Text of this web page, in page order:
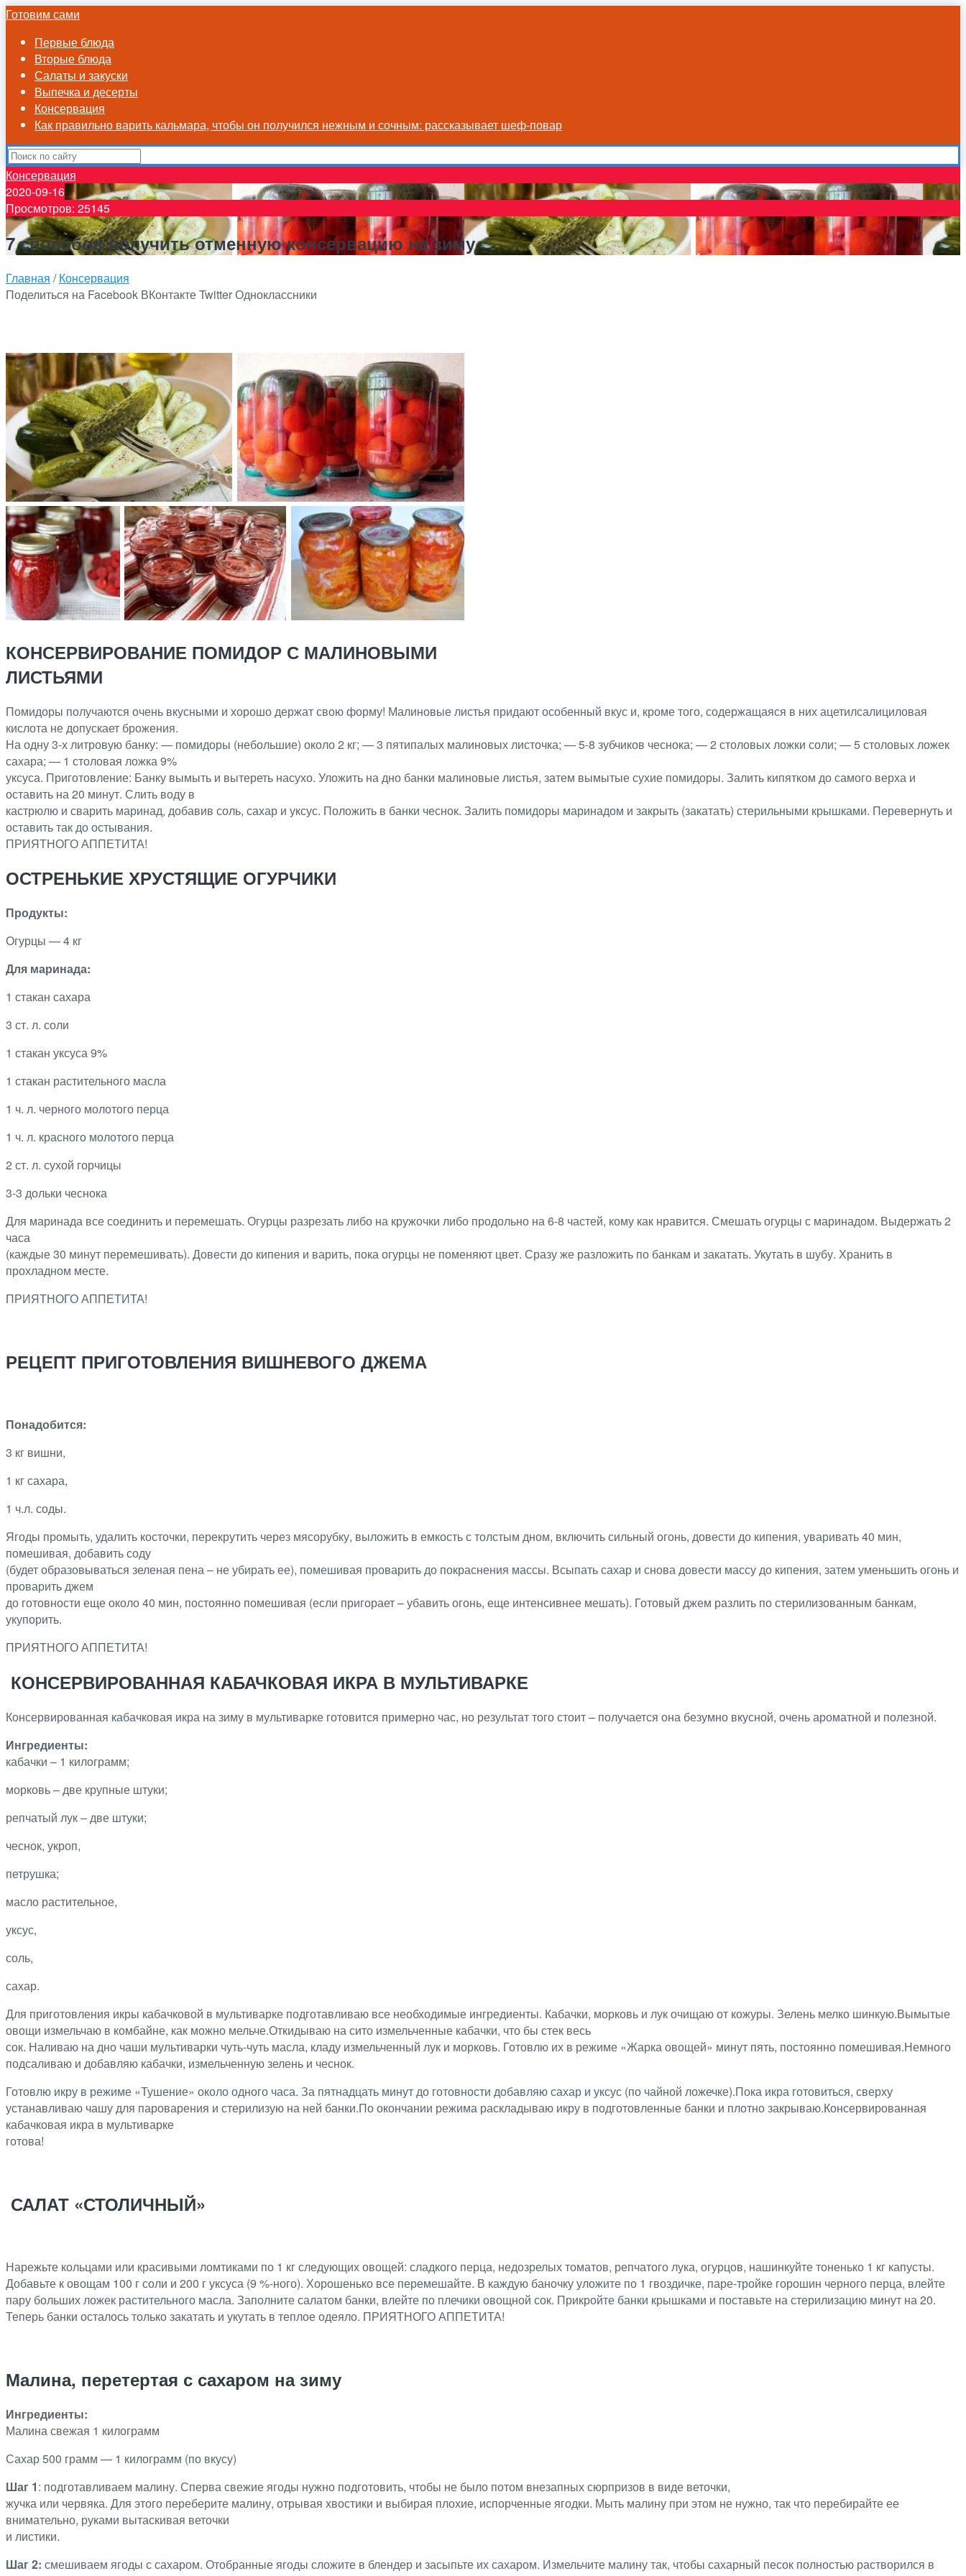
Готовим сами
Первые блюда
Вторые блюда
Салаты и закуски
Выпечка и десерты
Консервация
Как правильно варить кальмара, чтобы он получился нежным и сочным: рассказывает шеф-повар
Консервация
2020-09-16
Просмотров: 25145
7 способов получить отменную консервацию на зиму
Главная /Консервация
Поделиться на Facebook ВКонтактеTwitterОдноклассники
КОНСЕРВИРОВАНИЕ ПОМИДОР С МАЛИНОВЫМИ
ЛИСТЬЯМИ
Помидоры получаются очень вкусными и хорошо держат свою форму! Малиновые листья придают особенный вкус и, кроме того, содержащаяся в них ацетилсалициловая
кислота не допускает брожения.
На одну 3-х литровую банку: — помидоры (небольшие) около 2 кг; — 3 пятипалых малиновых листочка; — 5-8 зубчиков чеснока; — 2 столовых ложки соли; — 5 столовых ложек
сахара; — 1 столовая ложка 9%
уксуса. Приготовление: Банку вымыть и вытереть насухо. Уложить на дно банки малиновые листья, затем вымытые сухие помидоры. Залить кипятком до самого верха и
оставить на 20 минут. Слить воду в
кастрюлю и сварить маринад, добавив соль, сахар и уксус. Положить в банки чеснок. Залить помидоры маринадом и закрыть (закатать) стерильными крышками. Перевернуть и
оставить так до остывания.
ПРИЯТНОГО АППЕТИТА!
ОСТРЕНЬКИЕ ХРУСТЯЩИЕ ОГУРЧИКИ
Продукты:
Огурцы — 4 кг
Для маринада:
1 стакан сахара
3 ст. л. соли
1 стакан уксуса 9%
1 стакан растительного масла
1 ч. л. черного молотого перца
1 ч. л. красного молотого перца
2 ст. л. сухой горчицы
3-3 дольки чеснока
Для маринада все соединить и перемешать. Огурцы разрезать либо на кружочки либо продольно на 6-8 частей, кому как нравится. Смешать огурцы с маринадом. Выдержать 2
часа
(каждые 30 минут перемешивать). Довести до кипения и варить, пока огурцы не поменяют цвет. Сразу же разложить по банкам и закатать. Укутать в шубу. Хранить в
прохладном месте.
ПРИЯТНОГО АППЕТИТА!
РЕЦЕПТ ПРИГОТОВЛЕНИЯ ВИШНЕВОГО ДЖЕМА
Понадобится:
3 кг вишни,
1 кг сахара,
1 ч.л. соды.
Ягоды промыть, удалить косточки, перекрутить через мясорубку, выложить в емкость с толстым дном, включить сильный огонь, довести до кипения, уваривать 40 мин,
помешивая, добавить соду
(будет образовываться зеленая пена – не убирать ее), помешивая проварить до покраснения массы. Всыпать сахар и снова довести массу до кипения, затем уменьшить огонь и
проварить джем
до готовности еще около 40 мин, постоянно помешивая (если пригорает – убавить огонь, еще интенсивнее мешать). Готовый джем разлить по стерилизованным банкам,
укупорить.
ПРИЯТНОГО АППЕТИТА!
КОНСЕРВИРОВАННАЯ КАБАЧКОВАЯ ИКРА В МУЛЬТИВАРКЕ
Консервированная кабачковая икра на зиму в мультиварке готовится примерно час, но результат того стоит – получается она безумно вкусной, очень ароматной и полезной.
Ингредиенты:
кабачки – 1 килограмм;
морковь – две крупные штуки;
репчатый лук – две штуки;
чеснок, укроп,
петрушка;
масло растительное,
уксус,
соль,
сахар.
Для приготовления икры кабачковой в мультиварке подготавливаю все необходимые ингредиенты. Кабачки, морковь и лук очищаю от кожуры. Зелень мелко шинкую.Вымытые
овощи измельчаю в комбайне, как можно мельче.Откидываю на сито измельченные кабачки, что бы стек весь
сок. Наливаю на дно чаши мультиварки чуть-чуть масла, кладу измельченный лук и морковь. Готовлю их в режиме «Жарка овощей» минут пять, постоянно помешивая.Немного
подсаливаю и добавляю кабачки, измельченную зелень и чеснок.
Готовлю икру в режиме «Тушение» около одного часа. За пятнадцать минут до готовности добавляю сахар и уксус (по чайной ложечке).Пока икра готовиться, сверху
устанавливаю чашу для пароварения и стерилизую на ней банки.По окончании режима раскладываю икру в подготовленные банки и плотно закрываю.Консервированная
кабачковая икра в мультиварке
готова!
САЛАТ «СТОЛИЧНЫЙ»
Нарежьте кольцами или красивыми ломтиками по 1 кг следующих овощей: сладкого перца, недозрелых томатов, репчатого лука, огурцов, нашинкуйте тоненько 1 кг капусты.
Добавьте к овощам 100 г соли и 200 г уксуса (9 %-ного). Хорошенько все перемешайте. В каждую баночку уложите по 1 гвоздичке, паре-тройке горошин черного перца, влейте
пару больших ложек растительного масла. Заполните салатом банки, влейте по плечики овощной сок. Прикройте банки крышками и поставьте на стерилизацию минут на 20.
Теперь банки осталось только закатать и укутать в теплое одеяло. ПРИЯТНОГО АППЕТИТА!
Малина, перетертая с сахаром на зиму
Ингредиенты:
Малина свежая 1 килограмм
Сахар 500 грамм — 1 килограмм (по вкусу)
Шаг 1: подготавливаем малину. Сперва свежие ягоды нужно подготовить, чтобы не было потом внезапных сюрпризов в виде веточки,
жучка или червяка. Для этого переберите малину, отрывая хвостики и выбирая плохие, испорченные ягодки. Мыть малину при этом не нужно, так что перебирайте ее
внимательно, руками вытаскивая веточки
и листики.
Шаг 2: смешиваем ягоды с сахаром. Отобранные ягоды сложите в блендер и засыпьте их сахаром. Измельчите малину так, чтобы сахарный песок полностью растворился в